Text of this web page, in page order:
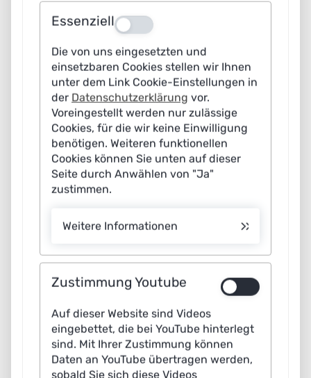
Status March 2023
Graphic
Essenziell Aus
Die von uns eingesetzten und
einsetzbaren Cookies stellen wir Ihnen
unter dem Link Cookie-Einstellungen in
der Datenschutzerklärung vor.
Voreingestellt werden nur zulässige
Cookies, für die wir keine Einwilligung
benötigen. Weiteren funktionellen
Cookies können Sie unten auf dieser
Seite durch Anwählen von "Ja"
zustimmen.
Weitere Informationen
Zustimmung Youtube
Auf dieser Website sind Videos
eingebettet, die bei YouTube hinterlegt
sind. Mit Ihrer Zustimmung können
Daten an YouTube übertragen werden,
sobald Sie sich diese Videos